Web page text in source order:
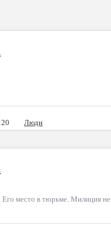
Люди
место в тюрьме. Милиция